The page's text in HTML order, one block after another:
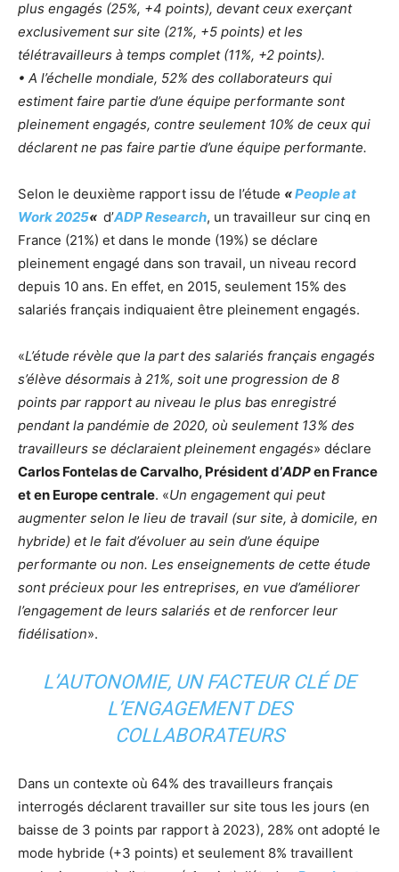
plus engagés (25%, +4 points), devant ceux exerçant
exclusivement sur site (21%, +5 points) et les
télétravailleurs à temps complet (11%, +2 points).
• A l’échelle mondiale, 52% des collaborateurs qui
estiment faire partie d’une équipe performante sont
pleinement engagés, contre seulement 10% de ceux qui
déclarent ne pas faire partie d’une équipe performante.
Selon le deuxième rapport issu de l’étude «People at
Work 2025« d’ADP Research, un travailleur sur cinq en
France (21%) et dans le monde (19%) se déclare
pleinement engagé dans son travail, un niveau record
depuis 10 ans. En effet, en 2015, seulement 15% des
salariés français indiquaient être pleinement engagés.
«L’étude révèle que la part des salariés français engagés
s’élève désormais à 21%, soit une progression de 8
points par rapport au niveau le plus bas enregistré
pendant la pandémie de 2020, où seulement 13% des
travailleurs se déclaraient pleinement engagés» déclare
Carlos Fontelas de Carvalho, Président d’ADPen France
et en Europe centrale. «Un engagement qui peut
augmenter selon le lieu de travail (sur site, à domicile, en
hybride) et le fait d’évoluer au sein d’une équipe
performante ou non. Les enseignements de cette étude
sont précieux pour les entreprises, en vue d’améliorer
l’engagement de leurs salariés et de renforcer leur
fidélisation».
L’AUTONOMIE, UN FACTEUR CLÉ DE
L’ENGAGEMENT DES
COLLABORATEURS
Dans un contexte où 64% des travailleurs français
interrogés déclarent travailler sur site tous les jours (en
baisse de 3 points par rapport à 2023), 28% ont adopté le
mode hybride (+3 points) et seulement 8% travaillent